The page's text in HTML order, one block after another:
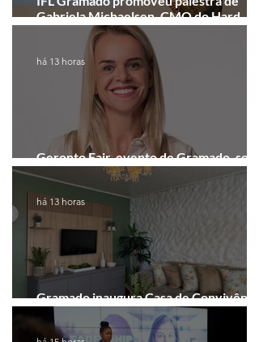
Gabriela Michaelsen, CMO do Hard
Rock Cafe Gramado
Geronto Fair, evento de Gramado, será
realizada em formato digital
há 13 horas
Gramado inaugura Casa de Convivência
dedicada às mulheres
há 13 horas